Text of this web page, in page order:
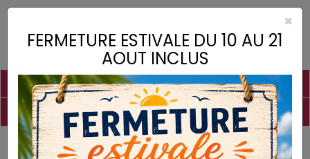
Toggle
PIGMENTS CHAUX CHARGES LIANTS
COLLES DROGUERIE MATÉRIEL DESTOCKAGE
Chaux
×
FERMETURE ESTIVALE DU 10 AU 21
AOUT INCLUS